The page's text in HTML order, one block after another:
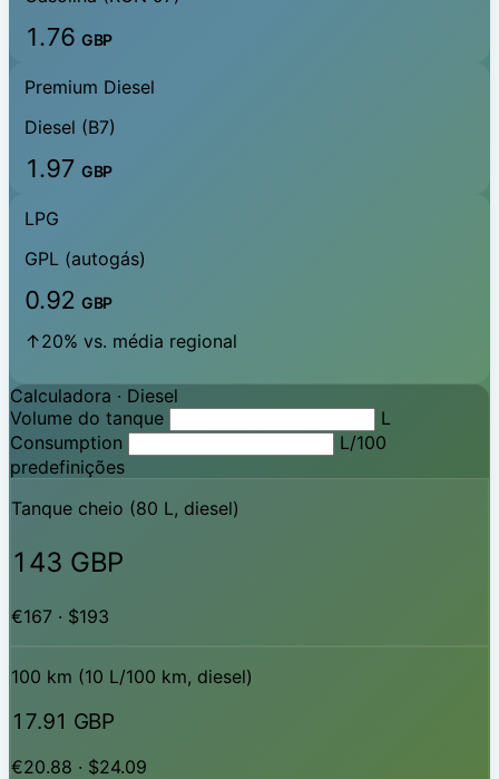
1.76GBP
Premium Diesel
Diesel (B7)
1.97GBP
LPG
GPL (autogás)
0.92GBP
↑20% vs. média regional
Calculadora · Diesel
Volume do tanque
L
Consumption
L/100
predefinições
Tanque cheio (80 L, diesel)
143 GBP
€167 · $193
100 km (10 L/100 km, diesel)
17.91 GBP
€20.88 · $24.09